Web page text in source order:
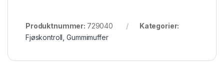
Produktnummer: 729040
Kategorier:
Fjøskontroll ,Gummimuffer